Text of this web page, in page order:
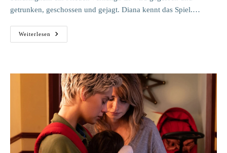
getrunken, geschossen und gejagt. Diana kennt das Spiel.…
Weiterlesen Spencer